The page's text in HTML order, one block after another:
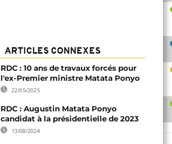
ARTICLES CONNEXES
RDC : 10 ans de travaux forcés pour
l'ex-Premier ministre Matata Ponyo
22/05/2025
RDC : Augustin Matata Ponyo
candidat à la présidentielle de 2023
13/08/2024